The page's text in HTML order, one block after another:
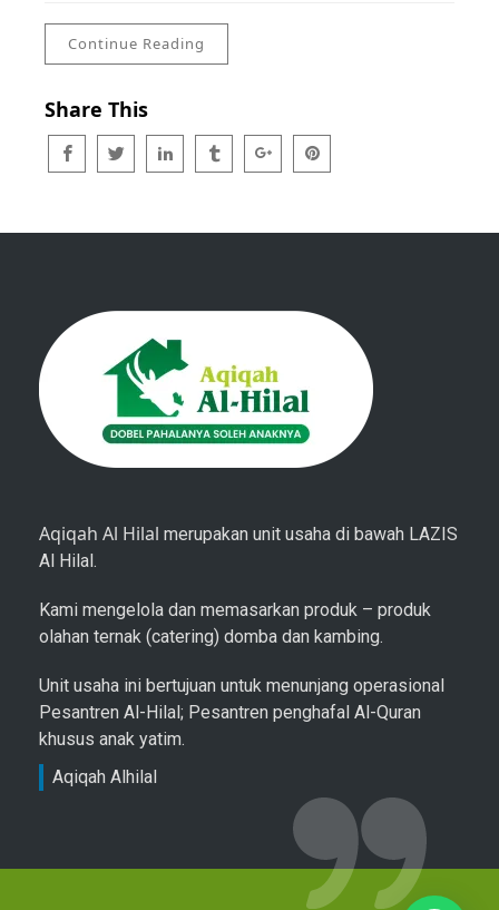
Continue Reading
Share This
Aqiqah Al Hilal merupakan unit usaha di bawah LAZIS
Al Hilal.
Kami mengelola dan memasarkan produk – produk
olahan ternak (catering) domba dan kambing.
Unit usaha ini bertujuan untuk menunjang operasional
Pesantren Al-Hilal; Pesantren penghafal Al-Quran
khusus anak yatim.
Aqiqah Alhilal